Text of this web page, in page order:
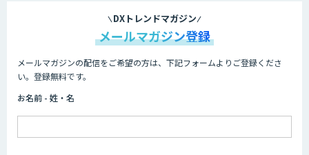
imprai ezKotae
DXトレンドマガジン
メールマガジン登録
メールマガジンの配信をご希望の方は、下記フォームよりご登録くださ
い。登録無料です。
お名前 - 姓・名